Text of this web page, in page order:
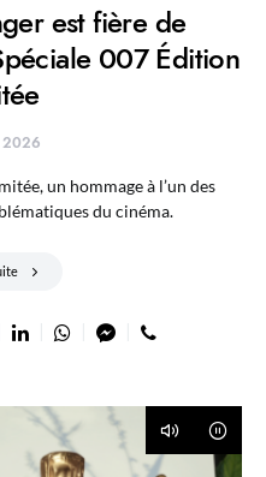
est fière de
007 Édition
2026
un hommage à l’un des
du cinéma.